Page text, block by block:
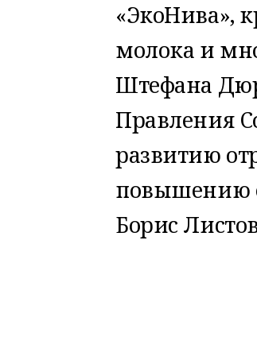
«ЭкоНива»,
молока и
Штефана
Правления
развитию
повышению
Борис